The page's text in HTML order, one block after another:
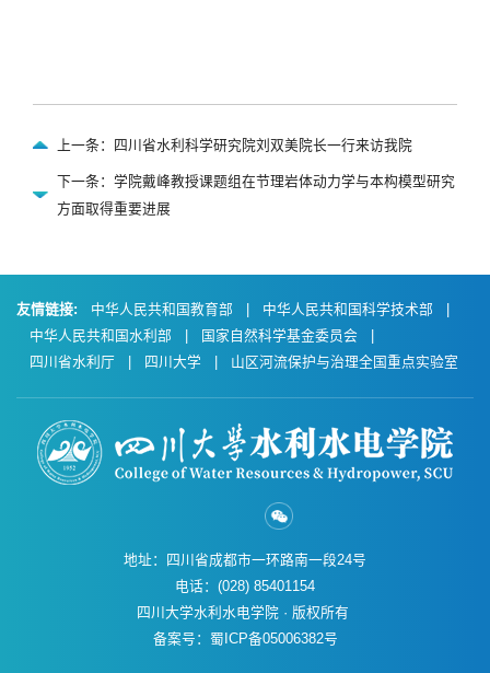
上一条：四川省水利科学研究院刘双美院长一行来访我院
下一条：学院戴峰教授课题组在节理岩体动力学与本构模型研究
方面取得重要进展
友情链接: 中华人民共和国教育部 中华人民共和国科学技术部
中华人民共和国水利部
国家自然科学基金委员会
四川省水利厅
四川大学 山区河流保护与治理全国重点实验室
地址：四川省成都市一环路南一段24号
电话：(028) 85401154
四川大学水利水电学院 · 版权所有
备案号：蜀ICP备05006382号